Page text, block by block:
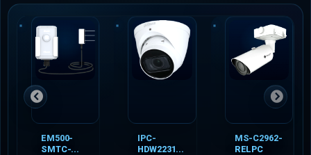
EM500-
SMTC-...
IPC-
HDW2231...
MS-C2962-
RELPC